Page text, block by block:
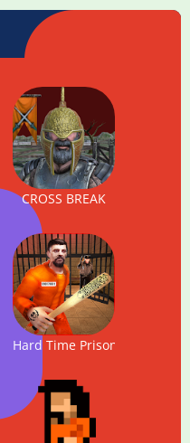
Super Prison Action Games
CROSS BREAK
Game
Hard Time Prison Escape 3D